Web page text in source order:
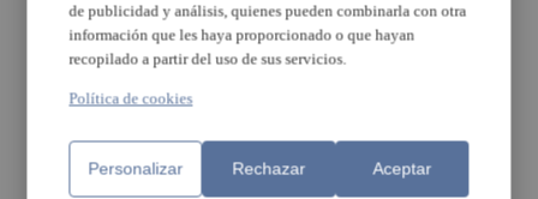
de publicidad y análisis, quienes pueden combinarla con otra
información que les haya proporcionado o que hayan
recopilado a partir del uso de sus servicios.
Política de cookies
Personalizar Rechazar Aceptar